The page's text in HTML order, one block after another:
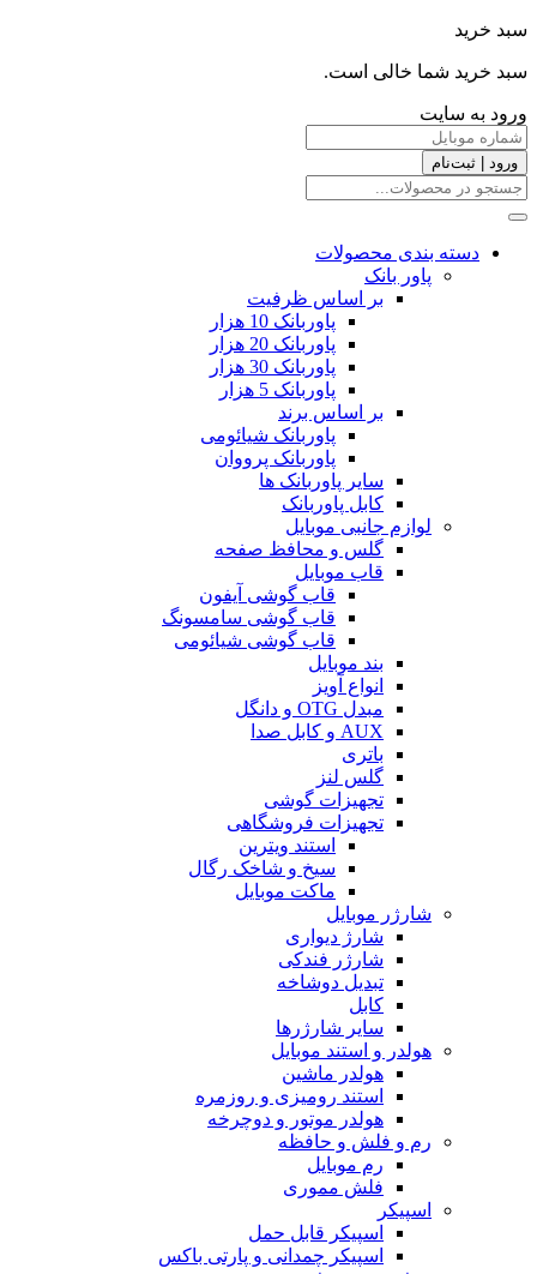
سبد خرید
سبد خرید شما خالی است.
ورود به سایت
ورود | ثبت‌نام
دسته بندی محصولات
پاور بانک
بر اساس ظرفیت
پاوربانک 10 هزار
پاوربانک 20 هزار
پاوربانک 30 هزار
پاوربانک 5 هزار
بر اساس برند
پاوربانک شیائومی
پاوربانک پرووان
سایر پاوربانک ها
کابل پاوربانک
لوازم جانبی موبایل
گلس و محافظ صفحه
قاب موبایل
قاب گوشی آیفون
قاب گوشی سامسونگ
قاب گوشی شیائومی
بند موبایل
انواع آویز
مبدل OTG و دانگل
AUX و کابل صدا
باتری
گلس لنز
تجهیزات گوشی
تجهیزات فروشگاهی
استند ویترین
سیخ و شاخک رگال
ماکت موبایل
شارژر موبایل
شارژ دیواری
شارژر فندکی
تبدیل دوشاخه
کابل
سایر شارژرها
هولدر و استند موبایل
هولدر ماشین
استند رومیزی و روزمره
هولدر موتور و دوچرخه
رم و فلش و حافظه
رم موبایل
فلش مموری
اسپیکر
اسپیکر قابل حمل
اسپیکر چمدانی و پارتی باکس